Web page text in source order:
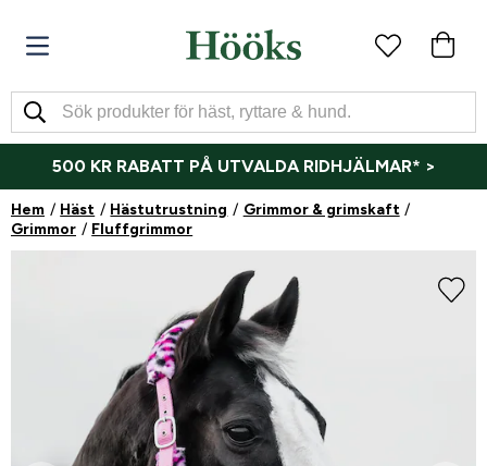
500 KR RABATT PÅ UTVALDA RIDHJÄLMAR* >
Hem Häst Hästutrustning
Grimmor & grimskaft
Grimmor
Fluffgrimmor